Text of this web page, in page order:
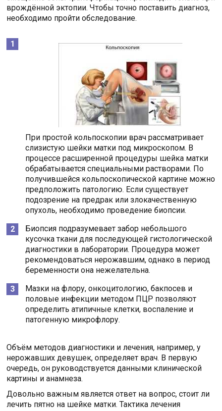
врождённой эктопии. Чтобы точно поставить диагноз,
необходимо пройти обследование.
При простой кольпоскопии врач рассматривает
слизистую шейки матки под микроскопом. В
процессе расширенной процедуры шейка матки
обрабатывается специальными растворами. По
получившейся кольпоскопической картине можно
предположить патологию. Если существует
подозрение на предрак или злокачественную
опухоль, необходимо проведение биопсии.
Биопсия подразумевает забор небольшого
кусочка ткани для последующей гистологической
диагностики в лаборатории. Процедура может
рекомендоваться нерожавшим, однако в период
беременности она нежелательна.
Мазки на флору, онкоцитологию, бакпосев и
половые инфекции методом ПЦР позволяют
определить атипичные клетки, воспаление и
патогенную микрофлору.
Объём методов диагностики и лечения, например, у
нерожавших девушек, определяет врач. В первую
очередь, он руководствуется данными клинической
картины и анамнеза.
Довольно важным является ответ на вопрос, стоит ли
лечить пятно на шейке матки. Тактика лечения